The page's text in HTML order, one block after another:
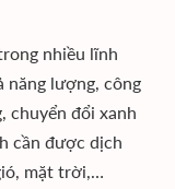
nhiều lĩnh
năng lượng, công
chuyển đổi xanh
cần được dịch
mặt trời,…